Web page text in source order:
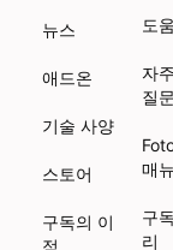
뉴스
애드온
기술 사양
스토어
구독의 이
점
도
자
질문
매
구
리